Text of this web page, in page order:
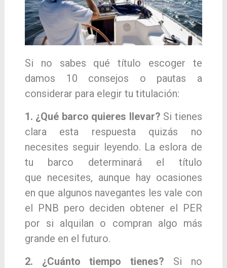
Si no sabes qué título escoger te
damos 10 consejos o pautas a
considerar para elegir tu titulación:
1. ¿Qué barco quieres llevar? Si tienes
clara esta respuesta quizás no
necesites seguir leyendo. La eslora de
tu barco determinará el título
que necesites, aunque hay ocasiones
en que algunos navegantes les vale con
el PNB pero deciden obtener el PER
por si alquilan o compran algo más
grande en el futuro.
2. ¿Cuánto tiempo tienes? Si no